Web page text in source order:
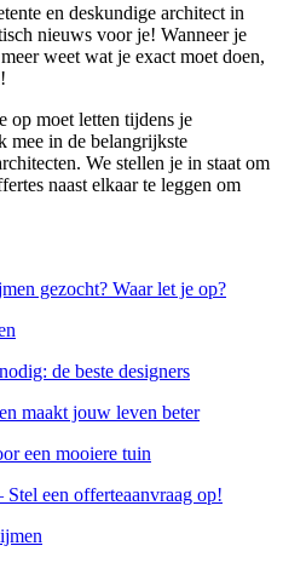
en deskundige architect in
nieuws voor je! Wanneer je
weet wat je exact moet doen,
op moet letten tijdens je
mee in de belangrijkste
We stellen je in staat om
naast elkaar te leggen om
gezocht? Waar let je op?
de beste designers
maakt jouw leven beter
een mooiere tuin
een offerteaanvraag op!